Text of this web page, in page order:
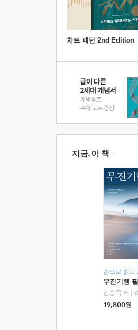
차트 패턴 2nd Edition
지금, 이 책
손으로 읽고
무진기행
김승옥 저
19,800원